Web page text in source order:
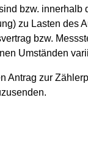
bzw.
zu Lasten des
bzw.
Umständen
zur